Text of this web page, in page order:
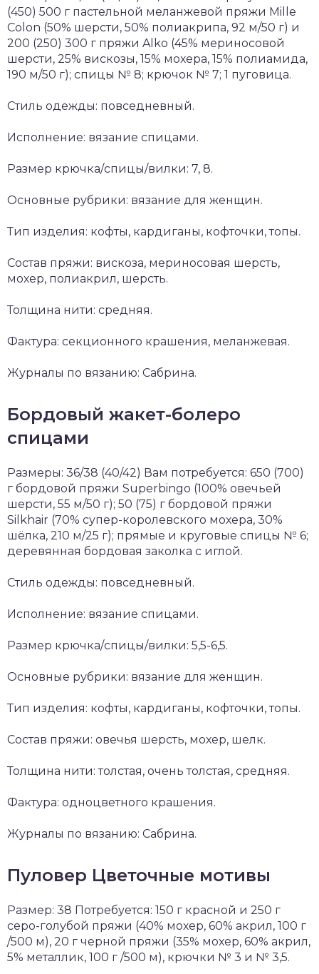
(450) 500 г пастельной меланжевой пряжи Mille
Colon (50% шерсти, 50% полиакрипа, 92 м/50 г) и
200 (250) 300 г пряжи Alko (45% мериносовой
шерсти, 25% вискозы, 15% мохера, 15% полиамида,
190 м/50 г); спицы № 8; крючок № 7; 1 пуговица.
Стиль одежды: повседневный.
Исполнение: вязание спицами.
Размер крючка/спицы/вилки: 7, 8.
Основные рубрики: вязание для женщин.
Тип изделия: кофты, кардиганы, кофточки, топы.
Состав пряжи: вискоза, мериносовая шерсть,
мохер, полиакрил, шерсть.
Толщина нити: средняя.
Фактура: секционного крашения, меланжевая.
Журналы по вязанию: Сабрина.
Бордовый жакет-болеро
спицами
Размеры: 36/38 (40/42) Вам потребуется: 650 (700)
г бордовой пряжи Superbingo (100% овечьей
шерсти, 55 м/50 г); 50 (75) г бордовой пряжи
Silkhair (70% супер-королевского мохера, 30%
шёлка, 210 м/25 г); прямые и круговые спицы № 6;
деревянная бордовая заколка с иглой.
Стиль одежды: повседневный.
Исполнение: вязание спицами.
Размер крючка/спицы/вилки: 5,5-6,5.
Основные рубрики: вязание для женщин.
Тип изделия: кофты, кардиганы, кофточки, топы.
Состав пряжи: овечья шерсть, мохер, шелк.
Толщина нити: толстая, очень толстая, средняя.
Фактура: одноцветного крашения.
Журналы по вязанию: Сабрина.
Пуловер Цветочные мотивы
Размер: 38 Потребуется: 150 г красной и 250 г
серо-голубой пряжи (40% мохер, 60% акрил, 100 г
/500 м), 20 г черной пряжи (35% мохер, 60% акрил,
5% металлик, 100 г /500 м), крючки № 3 и № 3,5.